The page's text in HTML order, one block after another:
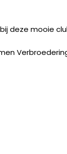
deze mooie